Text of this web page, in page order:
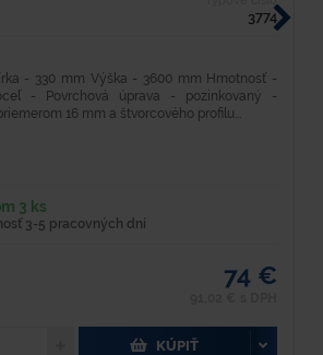
3774
- 330 mm Výška - 3600 mm Hmotnosť -
- Povrchová úprava - pozinkovaný -
16 mm a štvorcového profilu...
3 ks
3-5 pracovných dní
74 €
KÚPIŤ